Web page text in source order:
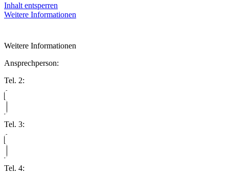
Inhalt entsperren
Weitere Informationen
Weitere Informationen
Ansprechperson:
Tel. 2:
Tel. 3:
Tel. 4: